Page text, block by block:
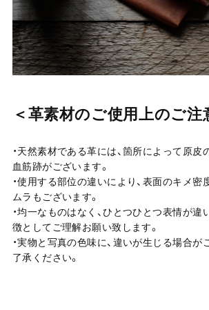
＜革素材のご使用上のご注
・天然素材である革には、箇所によって原皮
血筋跡がございます。
・使用する部位の違いにより、表面のキメ
ムラもございます。
・均一なものはなく、ひとつひとつ表情が違
徴としてご理解お願い致します。
・実物と写真の色味に、違いが生じる場合が
了承ください。